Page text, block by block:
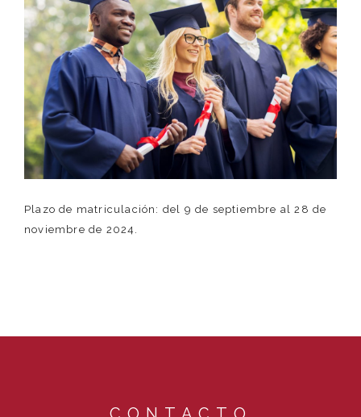
Plazo de matriculación: del 9 de septiembre al 28 de
noviembre de 2024.